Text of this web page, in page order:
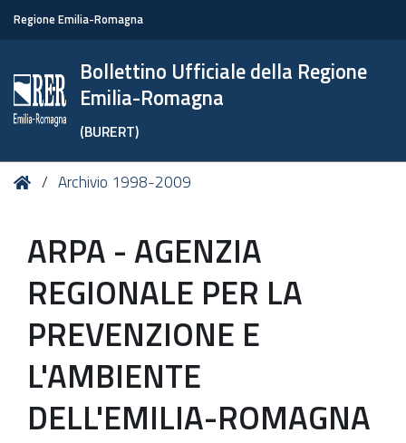
Regione Emilia-Romagna
Bollettino Ufficiale della Regione
Emilia-Romagna
(BURERT)
Tu HomeArchivio 1998-2009
ARPA - AGENZIA
REGIONALE PER LA
PREVENZIONE E
L'AMBIENTE
DELL'EMILIA-ROMAGNA